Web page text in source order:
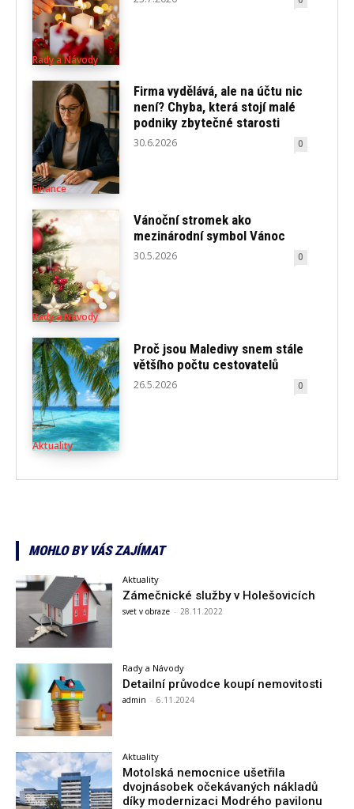
Rady a Návody
Finance
Firma vydělává, ale na účtu nic
není? Chyba, která stojí malé
podniky zbytečné starosti
30.6.2026 0
Rady a Návody
Vánoční stromek ako
mezinárodní symbol Vánoc
30.5.2026 0
Aktuality
Proč jsou Maledivy snem stále
většího počtu cestovatelů
26.5.2026 0
MOHLO BY VÁS ZAJÍMAT
Aktuality
Zámečnické služby v Holešovicích
svet v obraze - 28.11.2022
Rady a Návody
Detailní průvodce koupí nemovitosti
admin - 6.11.2024
Aktuality
Motolská nemocnice ušetřila
dvojnásobek očekávaných nákladů
díky modernizaci Modrého pavilonu